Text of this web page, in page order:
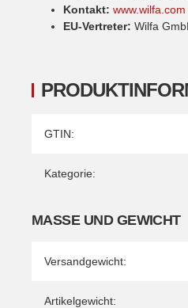
Produkteigenschaft
Wert
GTIN:
Kategorie:
MASSE UND GEWICHT
Versandgewicht:
Artikelgewicht:
Kontakt: www.wilfa.com
EU-Vertreter: Wilfa